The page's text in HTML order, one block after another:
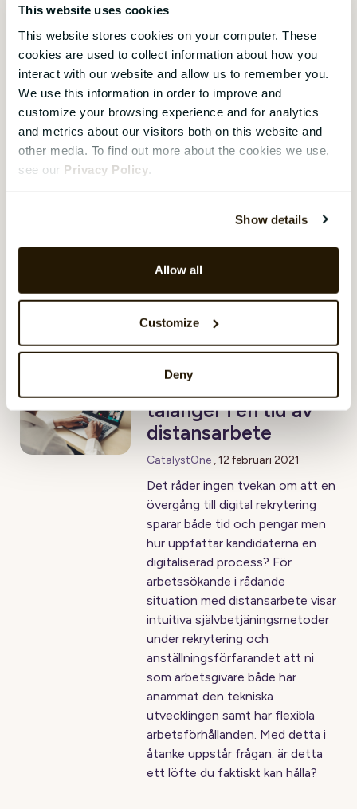
This website uses cookies
This website stores cookies on your computer. These
cookies are used to collect information about how you
interact with our website and allow us to remember you.
We use this information in order to improve and
customize your browsing experience and for analytics
and metrics about our visitors both on this website and
other media. To find out more about the cookies we use,
see our Privacy Policy
Show details
Allow all
Customize
Deny
Nio sätt att förvandla en
nyanställd till en
varumärkesambassadör
CatalystOne 02 mars 2021
Människor pratar inte bara lite grann om sin första
dag på en ny arbetsplats – de berättar om den för
alla. Med en global användning av sociala medier, som
hade en häpnadsväckande ökning under 2020, har
organisation till sina vänner och följare, särskilt om
de genomgår onboarding på distans. Och om de är
riktigt nöjda kommer de fortsätta prata om det
din chans att förvandla din senaste anställning till din
nyaste varumärkesambassadör.
Att locka till sig
talanger i en tid av
distansarbete
CatalystOne ,12 februari 2021
Det råder ingen tvekan om att en
övergång till digital rekrytering
sparar både tid och pengar men
hur uppfattar kandidaterna en
digitaliserad process? För
arbetssökande i rådande
situation med distansarbete visar
intuitiva självbetjäningsmetoder
under rekrytering och
anställningsförfarandet att ni
som arbetsgivare både har
anammat den tekniska
utvecklingen samt har flexibla
arbetsförhållanden. Med detta i
åtanke uppstår frågan: är detta
ett löfte du faktiskt kan hålla?